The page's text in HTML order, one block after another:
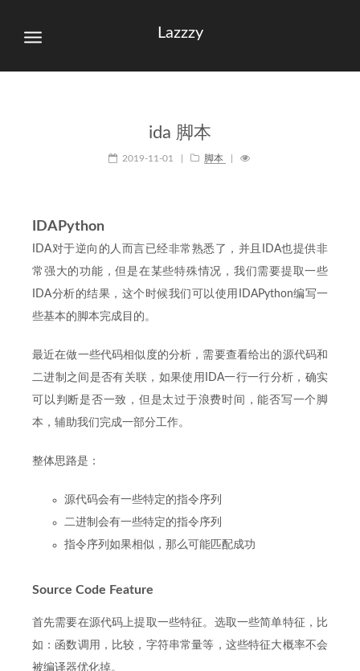
Lazzzy
ida 脚本
2019-11-01 脚本
IDAPython
IDA对于逆向的人而言已经非常熟悉了，并且IDA也提供非
常强大的功能，但是在某些特殊情况，我们需要提取一些
IDA分析的结果，这个时候我们可以使用IDAPython编写一
些基本的脚本完成目的。
最近在做一些代码相似度的分析，需要查看给出的源代码和
二进制之间是否有关联，如果使用IDA一行一行分析，确实
可以判断是否一致，但是太过于浪费时间，能否写一个脚
本，辅助我们完成一部分工作。
整体思路是：
源代码会有一些特定的指令序列
二进制会有一些特定的指令序列
指令序列如果相似，那么可能匹配成功
Source Code Feature
首先需要在源代码上提取一些特征。选取一些简单特征，比
如：函数调用，比较，字符串常量等，这些特征大概率不会
被编译器优化掉。